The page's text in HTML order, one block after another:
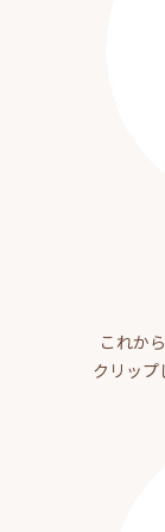
これか
クリップ